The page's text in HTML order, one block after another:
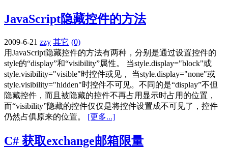
JavaScript隐藏控件的方法
2009-6-21 zzy 其它 (0)
用JavaScript隐藏控件的方法有两种，分别是通过设置控件的
style的“display”和“visibility”属性。 当style.display="block"或
style.visibility="visible"时控件或见， 当style.display="none"或
style.visibility="hidden"时控件不可见。不同的是“display”不但
隐藏控件，而且被隐藏的控件不再占用显示时占用的位置，
而“visibility”隐藏的控件仅仅是将控件设置成不可见了，控件
仍然占俱原来的位置。 [更多...]
C# 获取exchange邮箱限量